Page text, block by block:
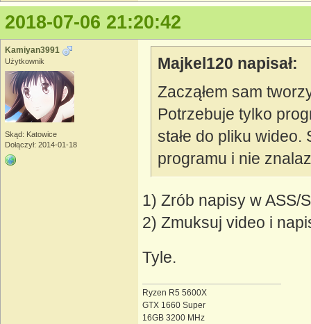
2018-07-06 21:20:42
Kamiyan3991
Użytkownik
Skąd: Katowice
Dołączył: 2014-01-18
Majkel120 napisał:
Zacząłem sam
Potrzebuje tylko
stałe do pliku wideo.
programu i nie
1) Zrób napisy w ASS/
2) Zmuksuj video i
Tyle.
Ryzen R5 5600X
GTX 1660 Super
16GB 3200 MHz